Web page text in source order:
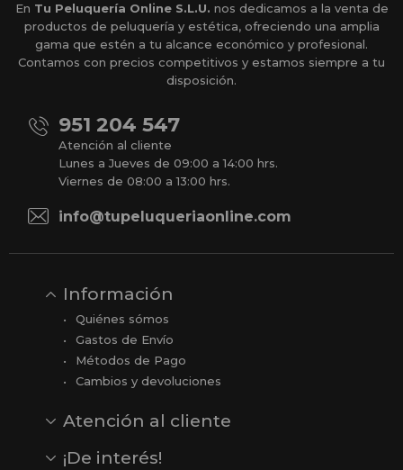
En Tu Peluquería Online S.L.U. nos dedicamos a la venta de
productos de peluquería y estética, ofreciendo una amplia
gama que estén a tu alcance económico y profesional.
Contamos con precios competitivos y estamos siempre a tu
disposición.
951 204 547
Atención al cliente
Lunes a Jueves de 09:00 a 14:00 hrs.
Viernes de 08:00 a 13:00 hrs.
info@tupeluqueriaonline.com
Información
Quiénes sómos
Gastos de Envío
Métodos de Pago
Cambios y devoluciones
Atención al cliente
Opiniones
Reseñas en Google
¡De interés!